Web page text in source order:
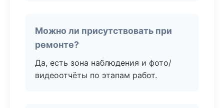
Можно ли присутствовать при
ремонте?
Да, есть зона наблюдения и фото/
видеоотчёты по этапам работ.